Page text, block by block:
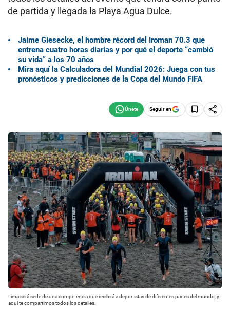
de partida y llegada la Playa Agua Dulce.
Jaime Giesecke, el hombre récord del Iroman 70.3 que
entrena cuatro horas diarias y por qué el deporte “cambió
su vida” a los 70 años
Mira aquí la Calculadora del Mundial 2026: Juega con tus
pronósticos y predicciones de la Copa del Mundo FIFA
Seguir en
Lima será sede de una competencia que recibirá a deportistas de diferentes partes del mundo, y
aquí te compartimos todos los detalles.